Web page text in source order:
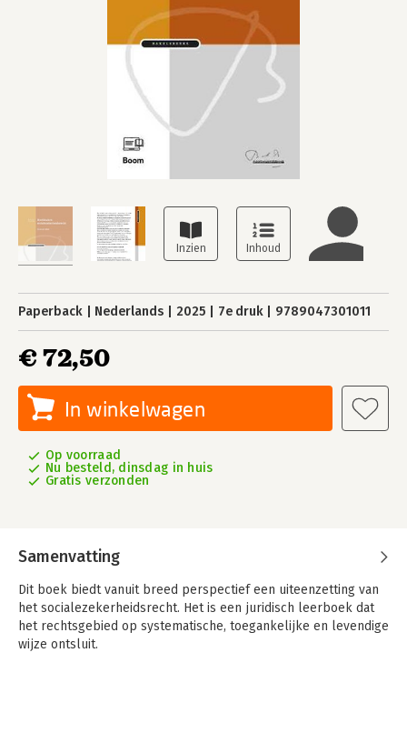
Paperback Nederlands 2025 7e druk 9789047301011
€ 72,50
In winkelwagen
Op voorraad
Nu besteld, dinsdag in huis
Gratis verzonden
Samenvatting
Dit boek biedt vanuit breed perspectief een uiteenzetting van
het socialezekerheidsrecht. Het is een juridisch leerboek dat
het rechtsgebied op systematische, toegankelijke en levendige
wijze ontsluit.